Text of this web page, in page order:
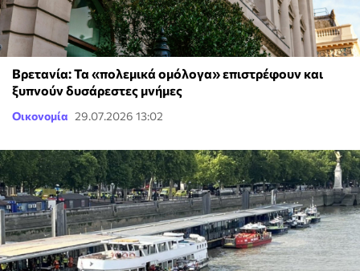
Βρετανία: Τα «πολεμικά ομόλογα» επιστρέφουν και
ξυπνούν δυσάρεστες μνήμες
Οικονομία 29.07.2026 13:02